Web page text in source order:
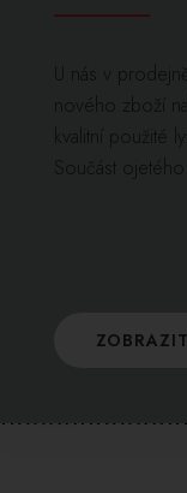
U nás v
nového zboží
kvalitní použité
Součást